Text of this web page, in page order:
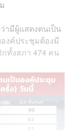
ามีผู้แสดงตนเป็น
งค์ประชุมต้องมี
ทั้งสภา 474 คน